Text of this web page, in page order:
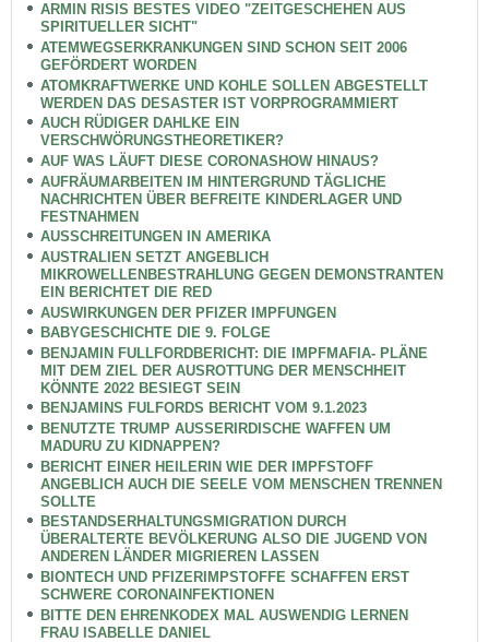
ARMIN RISIS BESTES VIDEO "ZEITGESCHEHEN AUS
SPIRITUELLER SICHT"
ATEMWEGSERKRANKUNGEN SIND SCHON SEIT 2006
GEFÖRDERT WORDEN
ATOMKRAFTWERKE UND KOHLE SOLLEN ABGESTELLT
WERDEN DAS DESASTER IST VORPROGRAMMIERT
AUCH RÜDIGER DAHLKE EIN
VERSCHWÖRUNGSTHEORETIKER?
AUF WAS LÄUFT DIESE CORONASHOW HINAUS?
AUFRÄUMARBEITEN IM HINTERGRUND TÄGLICHE
NACHRICHTEN ÜBER BEFREITE KINDERLAGER UND
FESTNAHMEN
AUSSCHREITUNGEN IN AMERIKA
AUSTRALIEN SETZT ANGEBLICH
MIKROWELLENBESTRAHLUNG GEGEN DEMONSTRANTEN
EIN BERICHTET DIE RED
AUSWIRKUNGEN DER PFIZER IMPFUNGEN
BABYGESCHICHTE DIE 9. FOLGE
BENJAMIN FULLFORDBERICHT: DIE IMPFMAFIA- PLÄNE
MIT DEM ZIEL DER AUSROTTUNG DER MENSCHHEIT
KÖNNTE 2022 BESIEGT SEIN
BENJAMINS FULFORDS BERICHT VOM 9.1.2023
BENUTZTE TRUMP AUSSERIRDISCHE WAFFEN UM
MADURU ZU KIDNAPPEN?
BERICHT EINER HEILERIN WIE DER IMPFSTOFF
ANGEBLICH AUCH DIE SEELE VOM MENSCHEN TRENNEN
SOLLTE
BESTANDSERHALTUNGSMIGRATION DURCH
ÜBERALTERTE BEVÖLKERUNG ALSO DIE JUGEND VON
ANDEREN LÄNDER MIGRIEREN LASSEN
BIONTECH UND PFIZERIMPSTOFFE SCHAFFEN ERST
SCHWERE CORONAINFEKTIONEN
BITTE DEN EHRENKODEX MAL AUSWENDIG LERNEN
FRAU ISABELLE DANIEL